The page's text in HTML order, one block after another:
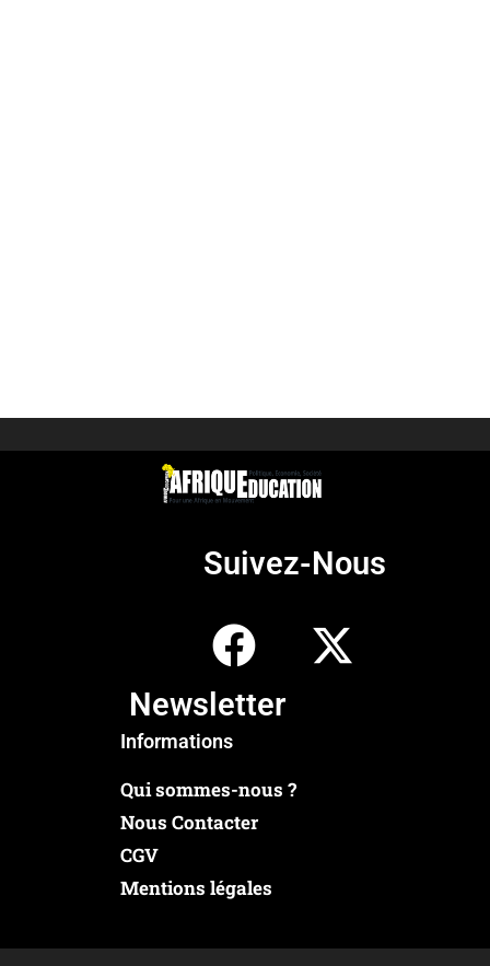
Suivez-Nous
Newsletter
Informations
Qui sommes-nous ?
Nous Contacter
CGV
Mentions légales